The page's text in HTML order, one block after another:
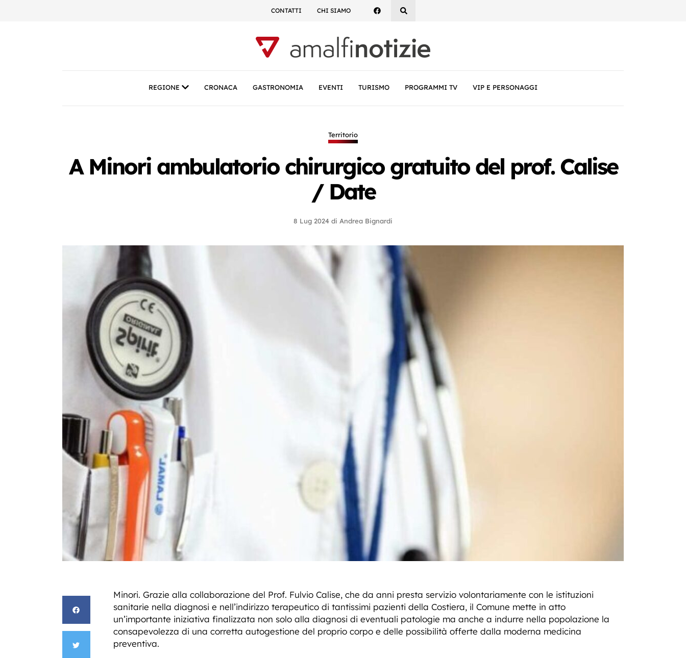
CONTATTI CHI SIAMO
REGIONE CRONACA GASTRONOMIA EVENTI TURISMO PROGRAMMI TV VIP E PERSONAGGI
Territorio
A Minori ambulatorio chirurgico gratuito del prof. Calise
/ Date
8 Lug 2024 di Andrea Bignardi
Minori. Grazie alla collaborazione del Prof. Fulvio Calise, che da anni presta servizio volontariamente con le istituzioni
sanitarie nella diagnosi e nell’indirizzo terapeutico di tantissimi pazienti della Costiera, il Comune mette in atto
un’importante iniziativa finalizzata non solo alla diagnosi di eventuali patologie ma anche a indurre nella popolazione la
consapevolezza di una corretta autogestione del proprio corpo e delle possibilità offerte dalla moderna medicina
preventiva.